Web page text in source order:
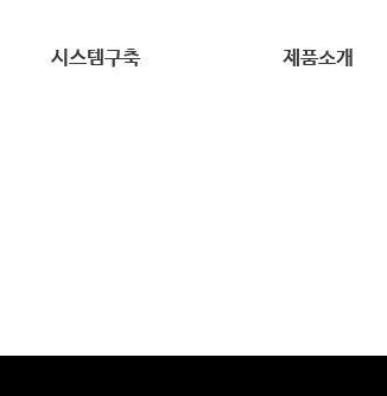
시스템구축 제품소개